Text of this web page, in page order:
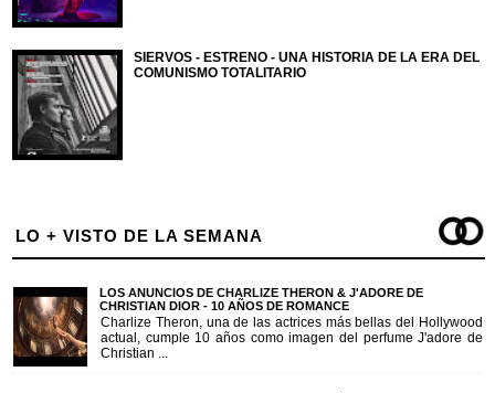
SIERVOS - ESTRENO - UNA HISTORIA DE LA ERA DEL
COMUNISMO TOTALITARIO
LO + VISTO DE LA SEMANA
LOS ANUNCIOS DE CHARLIZE THERON & J'ADORE DE
CHRISTIAN DIOR - 10 AÑOS DE ROMANCE
Charlize Theron, una de las actrices más bellas del Hollywood
actual, cumple 10 años como imagen del perfume J'adore de
Christian ...